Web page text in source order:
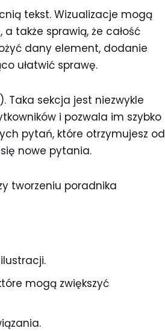
tekst. Wizualizacje mogą
także sprawią, że całość
dany element, dodanie
ułatwić sprawę.
Taka sekcja jest niezwykle
i pozwala im szybko
pytań, które otrzymujesz od
nowe pytania.
tworzeniu poradnika
mogą zwiększyć